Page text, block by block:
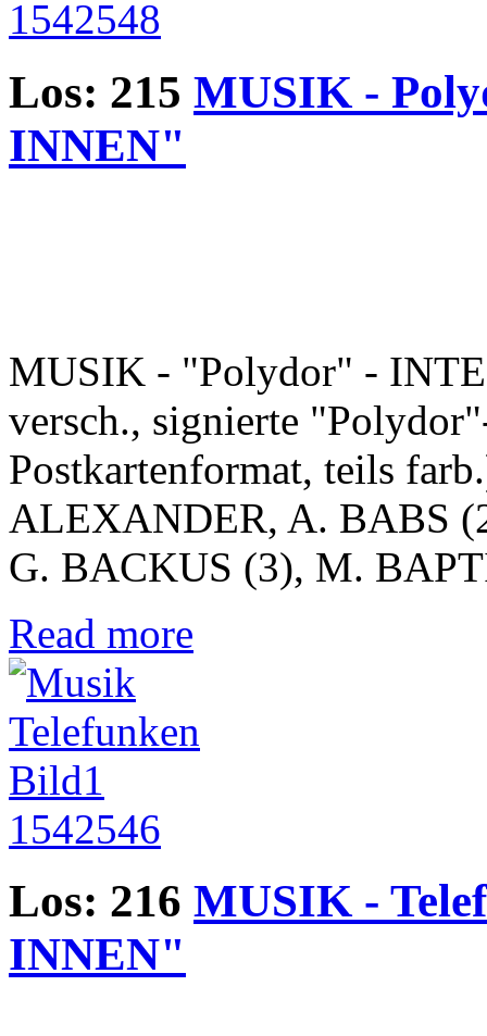
Los: 215 MUSIK -
INNEN"
MUSIK - "Polydor" -
versch., signierte
Postkartenformat, teils
ALEXANDER, A. BABS
G. BACKUS (3), M.
Read more
Los: 216 MUSIK -
INNEN"